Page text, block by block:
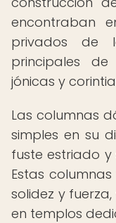
encontraban
privados de
principales de
jónicas y
Las columnas
simples en su
fuste estriado y
Estas
solidez y
en templos